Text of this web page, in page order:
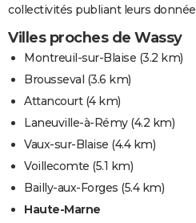
collectivités publiant leurs
Villes proches de Wassy
Montreuil-sur-Blaise (3.2 km)
Brousseval (3.6 km)
Attancourt(4 km)
Laneuville-à-Rémy(4.2 km)
Vaux-sur-Blaise (4.4 km)
Voillecomte (5.1 km)
Bailly-aux-Forges (5.4 km)
Haute-Marne